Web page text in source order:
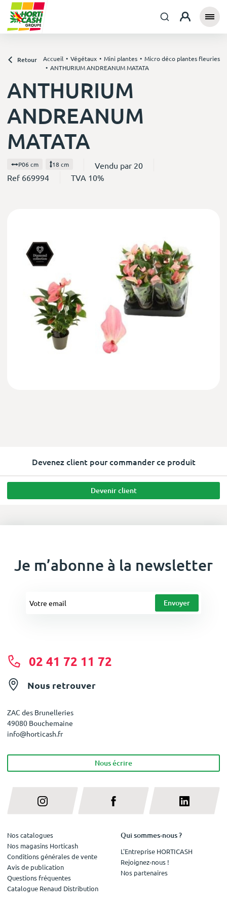
Retour Accueil Végétaux Mini plantes
Micro déco plantes fleuries
ANTHURIUM ANDREANUM MATATA
ANTHURIUM
ANDREANUM
MATATA
P06 cm 18 cm
Vendu par 20
Ref 669994
TVA 10%
Devenez client pour commander ce produit
Devenir client
Je m’abonne à la newsletter
02 41 72 11 72
Nous retrouver
ZAC des Brunelleries
49080 Bouchemaine
info@horticash.fr
Nous écrire
Nos catalogues
Nos magasins Horticash
Conditions générales de vente
Avis de publication
Questions fréquentes
Catalogue Renaud Distribution
Qui sommes-nous ?
L'Entreprise HORTICASH
Rejoignez-nous !
Nos partenaires